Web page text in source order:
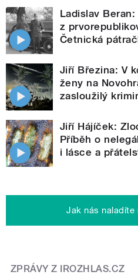
Ladislav
z
Četnická
Jiří Březina: V
ženy na
zasloužilý
Jiří Hájíček:
Příběh o
i lásce a
Jak nás naladíte
ZPRÁVY Z IROZHLAS.CZ